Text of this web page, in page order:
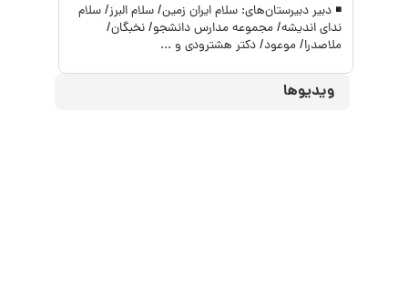
◾ دبیر دبیرستان‌های: سلام ایران زمین/ سلام البرز/ سلام
ندای اندیشه/ مجموعه مدارس دانشجو/ نخبگان/
ملاصدرا/ موعود/ دکتر هشترودی و ...
ویدیوها